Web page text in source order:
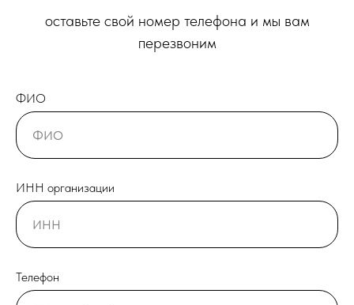
оставьте свой номер телефона и мы вам
перезвоним
ФИО
ИНН организации
Телефон